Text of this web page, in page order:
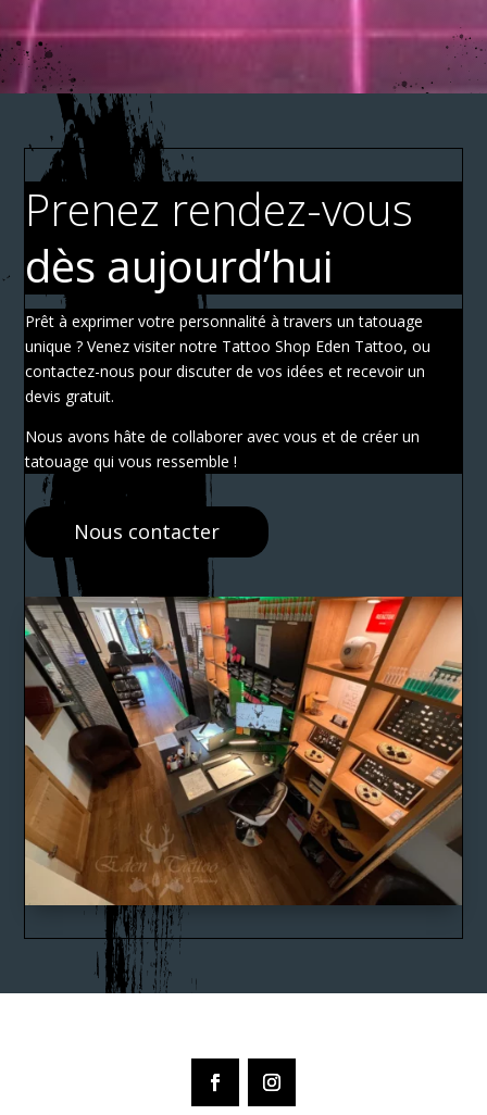
Prenez rendez-vous
dès aujourd’hui
Prêt à exprimer votre personnalité à travers un tatouage
unique ? Venez visiter notre Tattoo Shop Eden Tattoo, ou
contactez-nous pour discuter de vos idées et recevoir un
devis gratuit.
Nous avons hâte de collaborer avec vous et de créer un
tatouage qui vous ressemble !
Nous contacter